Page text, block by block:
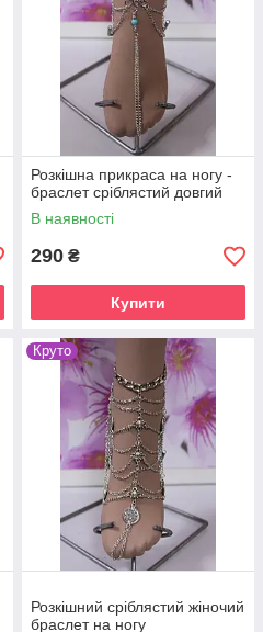
Розкішна прикраса на ногу -
браслет сріблястий довгий
В наявності
290 ₴
Купити
Круто
Розкішний сріблястий жіночий
браслет на ногу